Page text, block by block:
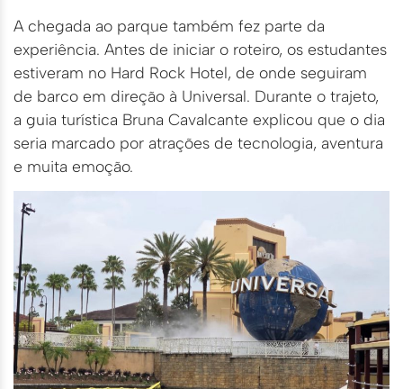
A chegada ao parque também fez parte da
experiência. Antes de iniciar o roteiro, os estudantes
estiveram no Hard Rock Hotel, de onde seguiram
de barco em direção à Universal. Durante o trajeto,
a guia turística Bruna Cavalcante explicou que o dia
seria marcado por atrações de tecnologia, aventura
e muita emoção.